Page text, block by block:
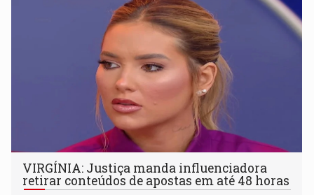
VIRGÍNIA: Justiça manda influenciadora
retirar conteúdos de apostas em até 48 horas